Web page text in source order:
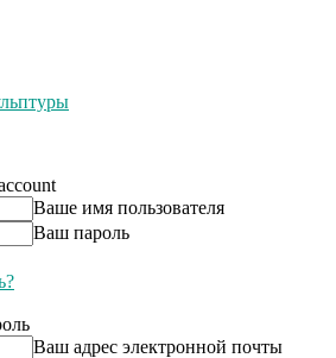
Ваше имя пользователя
Ваш пароль
Ваш адрес электронной почты